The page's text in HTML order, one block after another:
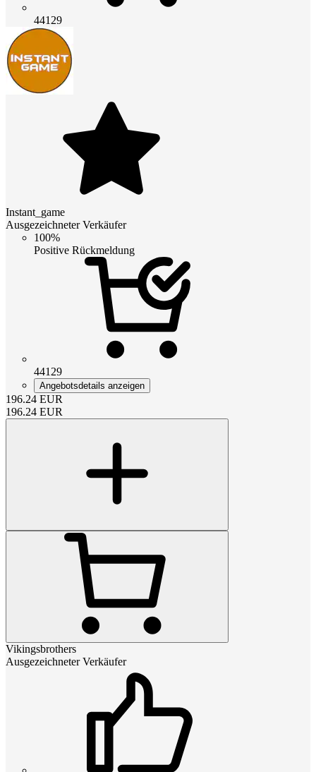
44129
Instant_game
Ausgezeichneter Verkäufer
100%
Positive Rückmeldung
44129
Angebotsdetails anzeigen
196.24 EUR
196.24 EUR
Vikingsbrothers
Ausgezeichneter Verkäufer